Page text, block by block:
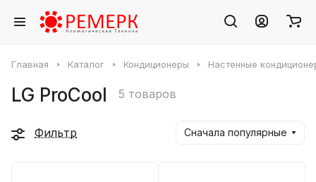
Главная Каталог Кондиционеры Настенные
LG ProCool 5 товаров
Фильтр Сначала популярные